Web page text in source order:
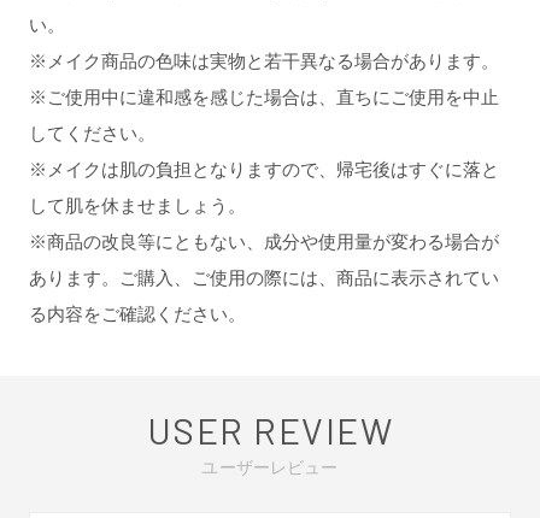
い。
※メイク商品の色味は実物と若干異なる場合があります。
※ご使用中に違和感を感じた場合は、直ちにご使用を中止
してください。
※メイクは肌の負担となりますので、帰宅後はすぐに落と
して肌を休ませましょう。
※商品の改良等にともない、成分や使用量が変わる場合が
あります。ご購入、ご使用の際には、商品に表示されてい
る内容をご確認ください。
USER REVIEW
ユーザーレビュー